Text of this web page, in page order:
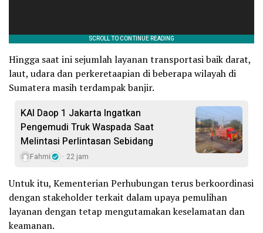
Hingga saat ini sejumlah layanan transportasi baik darat,
laut, udara dan perkeretaapian di beberapa wilayah di
Sumatera masih terdampak banjir.
KAI Daop 1 Jakarta Ingatkan
Pengemudi Truk Waspada Saat
Melintasi Perlintasan Sebidang
Fahmi 22 jam
Untuk itu, Kementerian Perhubungan terus berkoordinasi
dengan stakeholder terkait dalam upaya pemulihan
layanan dengan tetap mengutamakan keselamatan dan
keamanan.